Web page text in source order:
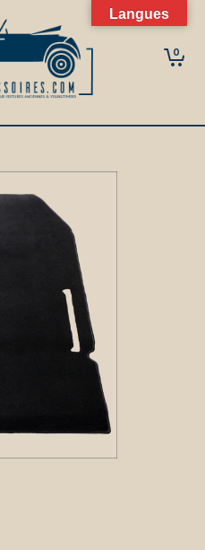
0
Langues